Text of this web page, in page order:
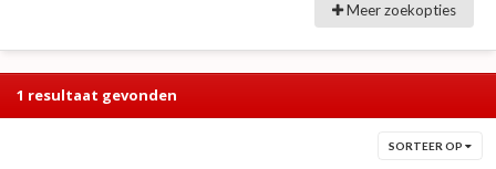
Meer zoekopties
1 resultaat gevonden
SORTEER OP